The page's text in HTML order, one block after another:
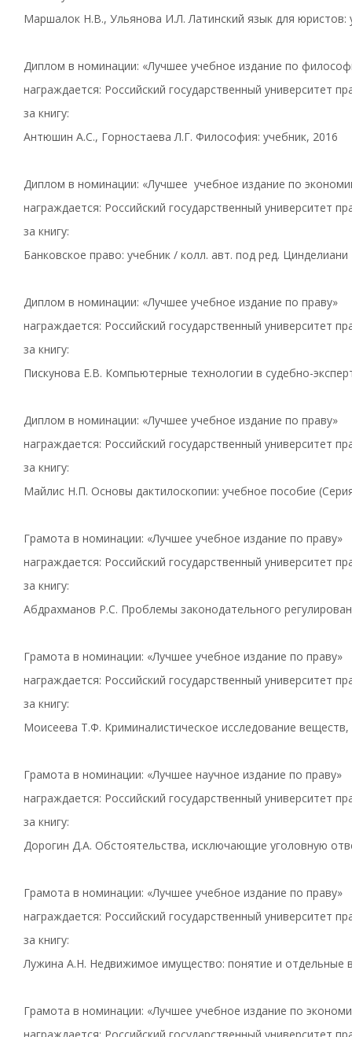
Маршалок Н.В., Ульянова И.Л. Латинский язык для юристов:
Диплом в номинации: «Лучшее учебное издание по
награждается: Российский государственный университет
за книгу:
Антюшин А.С., Горностаева Л.Г. Философия: учебник, 2016
Диплом в номинации: «Лучшее учебное издание по
награждается: Российский государственный университет
за книгу:
Банковское право: учебник / колл. авт. под ред.
Диплом в номинации: «Лучшее учебное издание по праву»
награждается: Российский государственный университет
за книгу:
Пискунова Е.В. Компьютерные технологии в судебно-
Диплом в номинации: «Лучшее учебное издание по праву»
награждается: Российский государственный университет
за книгу:
Майлис Н.П. Основы дактилоскопии: учебное пособие
Грамота в номинации: «Лучшее учебное издание по праву»
награждается: Российский государственный университет
за книгу:
Абдрахманов Р.С. Проблемы законодательного
Грамота в номинации: «Лучшее учебное издание по праву»
награждается: Российский государственный университет
за книгу:
Моисеева Т.Ф. Криминалистическое исследование
Грамота в номинации: «Лучшее научное издание по праву»
награждается: Российский государственный университет
за книгу:
Дорогин Д.А. Обстоятельства, исключающие уголовную
Грамота в номинации: «Лучшее учебное издание по праву»
награждается: Российский государственный университет
за книгу:
Лужина А.Н. Недвижимое имущество: понятие и отдельные
Грамота в номинации: «Лучшее учебное издание по